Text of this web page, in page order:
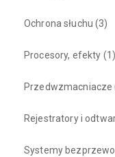
Ochrona słuchu (3)
Procesory, efekty (1)
Przedwzmacniacze
Rejestratory i
Systemy